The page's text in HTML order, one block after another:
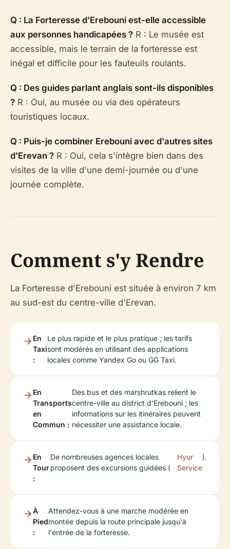
Q : La Forteresse d'Erebouni est-elle accessible
aux personnes handicapées ? R : Le musée est
accessible, mais le terrain de la forteresse est
inégal et difficile pour les fauteuils roulants.
Q : Des guides parlant anglais sont-ils disponibles
? R : Oui, au musée ou via des opérateurs
touristiques locaux.
Q : Puis-je combiner Erebouni avec d'autres sites
d'Erevan ? R : Oui, cela s'intègre bien dans des
visites de la ville d'une demi-journée ou d'une
journée complète.
Comment s'y Rendre
La Forteresse d'Erebouni est située à environ 7 km
au sud-est du centre-ville d'Erevan.
En
Taxi
:
Le plus rapide et le plus pratique ; les tarifs
sont modérés en utilisant des applications
locales comme Yandex Go ou GG Taxi.
En
Transports
en
Commun :
Des bus et des marshrutkas relient le
centre-ville au district d'Erebouni ; les
informations sur les itinéraires peuvent
nécessiter une assistance locale.
En
Tour
:
De nombreuses agences locales
proposent des excursions guidées (
Hyur
Service
).
À
Pied
:
Attendez-vous à une marche modérée en
montée depuis la route principale jusqu'à
l'entrée de la forteresse.